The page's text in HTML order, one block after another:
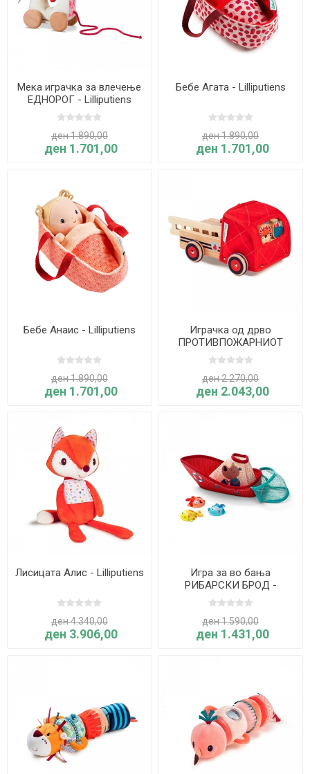
Мека играчка за влечење
ЕДНОРОГ - Lilliputiens
ден 1.890,00
ден 1.701,00
Бебе Агата - Lilliputiens
ден 1.890,00
ден 1.701,00
Бебе Анаис - Lilliputiens
ден 1.890,00
ден 1.701,00
Играчка од дрво
ПРОТИВПОЖАРНИОТ
КАМИОН НА МАРИУС -
Lilliputiens
ден 2.270,00
ден 2.043,00
Лисицата Алис - Lilliputiens
ден 4.340,00
ден 3.906,00
Игра за во бања
РИБАРСКИ БРОД -
Lilliputiens
ден 1.590,00
ден 1.431,00